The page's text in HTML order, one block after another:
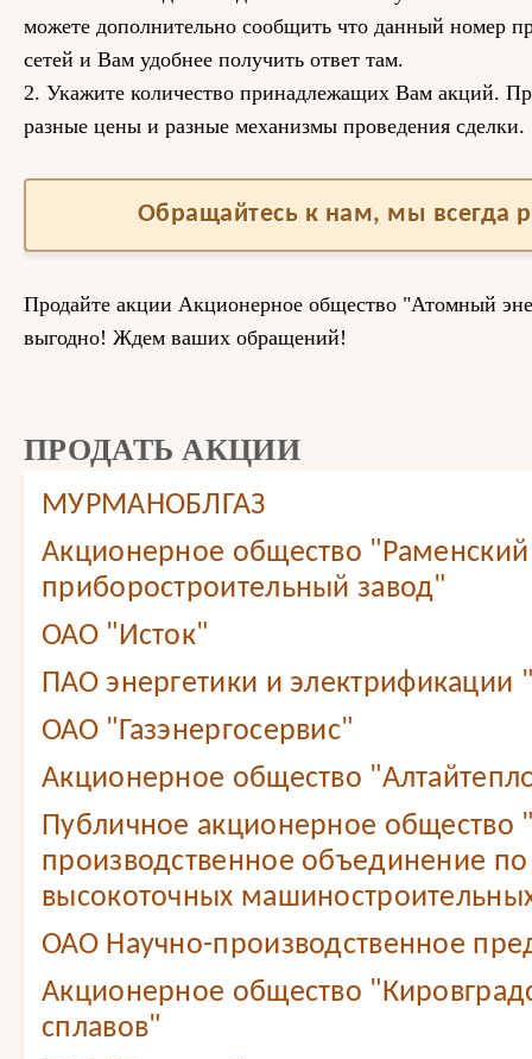
можете дополнительно сообщить что данный номер
сетей и Вам удобнее получить ответ там.
2. Укажите количество принадлежащих Вам акций.
разные цены и разные механизмы проведения сделки.
Обращайтесь к нам, мы всегда
Продайте акции Акционерное общество "Атомный
выгодно! Ждем ваших обращений!
ПРОДАТЬ АКЦИИ
МУРМАНОБЛГАЗ
Акционерное общество "Раменский
приборостроительный завод"
ОАО "Исток"
ПАО энергетики и электрификации
ОАО "Газэнергосервис"
Акционерное общество
Публичное акционерное общество
производственное объединение
высокоточных
ОАО Научно-производственное
Акционерное общество
сплавов"